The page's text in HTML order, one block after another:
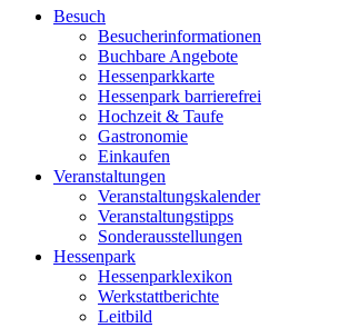
Besuch
Besucherinformationen
Buchbare Angebote
Hessenparkkarte
Hessenpark barrierefrei
Hochzeit & Taufe
Gastronomie
Einkaufen
Veranstaltungen
Veranstaltungskalender
Veranstaltungstipps
Sonderausstellungen
Hessenpark
Hessenparklexikon
Werkstattberichte
Leitbild